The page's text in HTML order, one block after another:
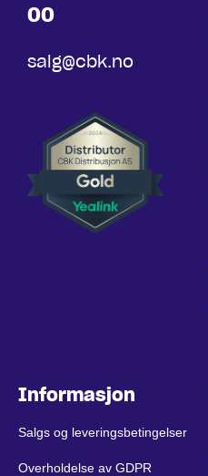
00
salg@cbk.no
Informasjon
Salgs og leveringsbetingelser
Overholdelse av GDPR